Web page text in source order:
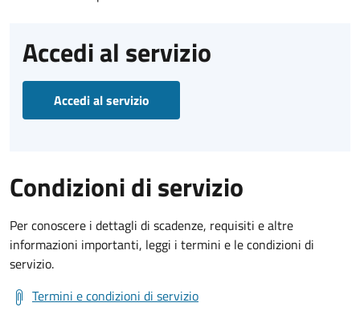
Accedi al servizio
Accedi al servizio
Condizioni di servizio
Per conoscere i dettagli di scadenze, requisiti e altre
informazioni importanti, leggi i termini e le condizioni di
servizio.
Termini e condizioni di servizio